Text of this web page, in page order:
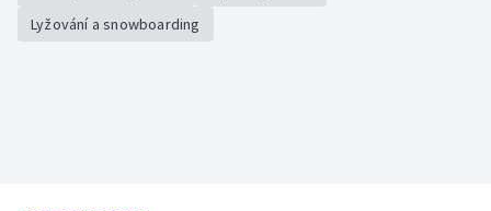
Lyžování a snowboarding